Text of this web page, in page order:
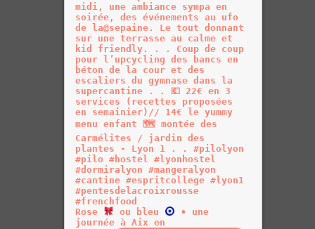
Rose ou bleu
• une
journée à Aix en